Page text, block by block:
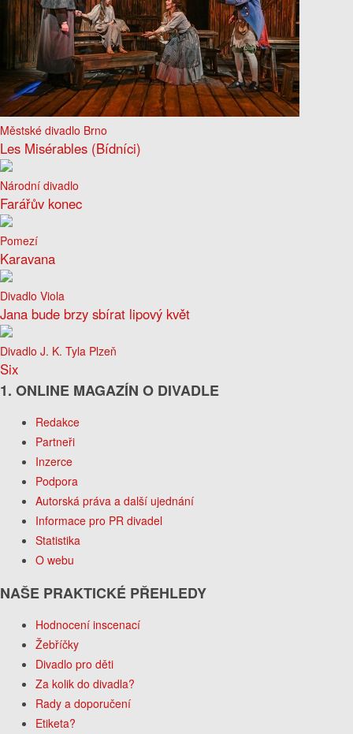
Městské divadlo Brno
Les Misérables (Bídníci)
Národní divadlo
Farářův konec
Pomezí
Karavana
Divadlo Viola
Jana bude brzy sbírat lipový květ
Divadlo J. K. Tyla Plzeň
Six
1. ONLINE MAGAZÍN O DIVADLE
Redakce
Partneři
Inzerce
Podpora
Autorská práva a další ujednání
Informace pro PR divadel
Statistika
O webu
NAŠE PRAKTICKÉ PŘEHLEDY
Hodnocení inscenací
Žebříčky
Divadlo pro děti
Za kolik do divadla?
Rady a doporučení
Etiketa?